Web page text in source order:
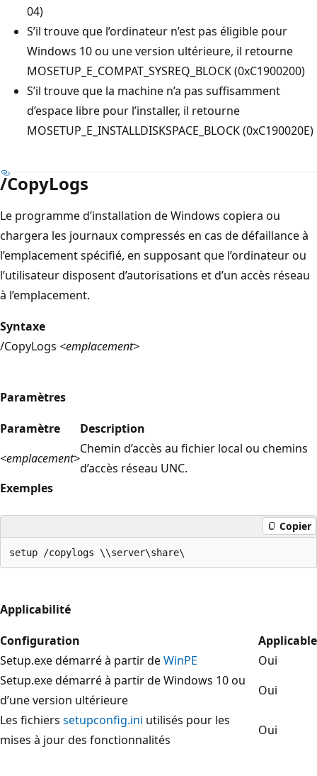
04)
S’il trouve que l’ordinateur n’est pas éligible pour
Windows 10 ou une version ultérieure, il retourne
MOSETUP_E_COMPAT_SYSREQ_BLOCK (0xC1900200)
S’il trouve que la machine n’a pas suffisamment
d’espace libre pour l’installer, il retourne
MOSETUP_E_INSTALLDISKSPACE_BLOCK (0xC190020E)
/CopyLogs
Le programme d’installation de Windows copiera ou
chargera les journaux compressés en cas de défaillance à
l’emplacement spécifié, en supposant que l’ordinateur ou
l’utilisateur disposent d’autorisations et d’un accès réseau
à l’emplacement.
Syntaxe
/CopyLogs <emplacement>
Paramètres
Paramètre
Description
<emplacement>
Chemin d’accès au fichier local ou chemins
d’accès réseau UNC.
Exemples
Copier
Applicabilité
Configuration
Applicable
Setup.exe démarré à partir deWinPE
Oui
Setup.exe démarré à partir de Windows 10 ou
d’une version ultérieure
Oui
Les fichiers setupconfig.ini utilisés pour les
mises à jour des fonctionnalités
Oui